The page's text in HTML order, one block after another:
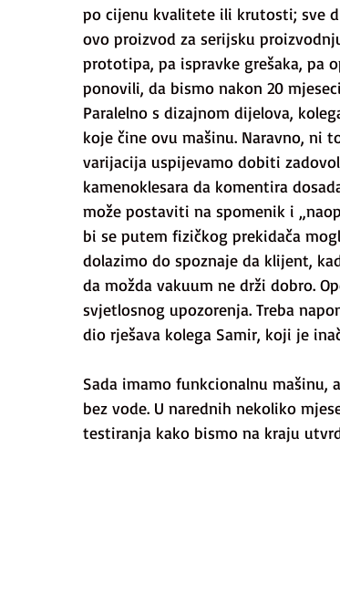
po cijenu kvalitete ili krutosti; sve
ovo proizvod za serijsku
prototipa, pa ispravke grešaka, pa
ponovili, da bismo nakon 20
Paralelno s dizajnom dijelova,
koje čine ovu mašinu. Naravno, ni
varijacija uspijevamo dobiti
kamenoklesara da komentira
može postaviti na spomenik i
bi se putem fizičkog prekidača
dolazimo do spoznaje da klijent,
da možda vakuum ne drži dobro.
svjetlosnog upozorenja. Treba
dio rješava kolega Samir, koji je
Sada imamo funkcionalnu mašinu,
bez vode. U narednih nekoliko
testiranja kako bismo na kraju